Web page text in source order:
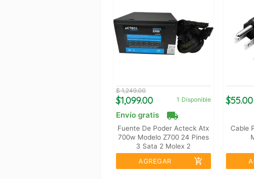
$ 1,249.00
$1,099.00 1 Disponible
local_shipping
Envío gratis
Fuente De Poder Acteck Atx
700w Modelo Z700 24 Pines
3 Sata 2 Molex 2
Ventiladores
AGREGAR add_shopping_cart
$55.00
Cable